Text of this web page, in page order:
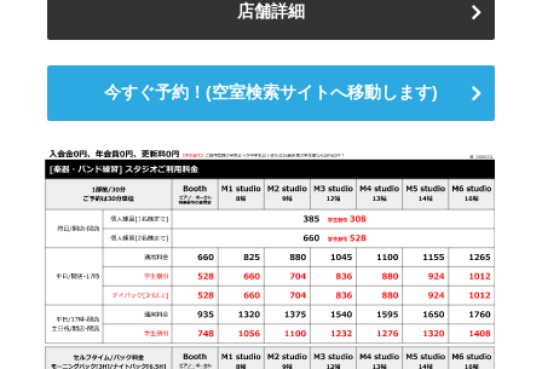
店舗詳細
今すぐ予約！(空室検索サイトへ移動します)